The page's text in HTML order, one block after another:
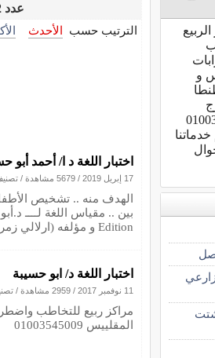
عدد 2 مقال فى الأرشيف
الترتيب حسب الأحدث
اختبار اللغة د ا/ أحمد أبو
17 إبريل 2019 / 5679 مشاهدة /
الهدف منه .. تشخيص
Edition و مؤلفه (ارلالي زمرمان
اختبار اللغة د/ ابو حسيبة
11 نوفمبر 2017 / 2959 مشاهدة /
مراكز ربيع للتخاطب
المقلييس 01003545009
و